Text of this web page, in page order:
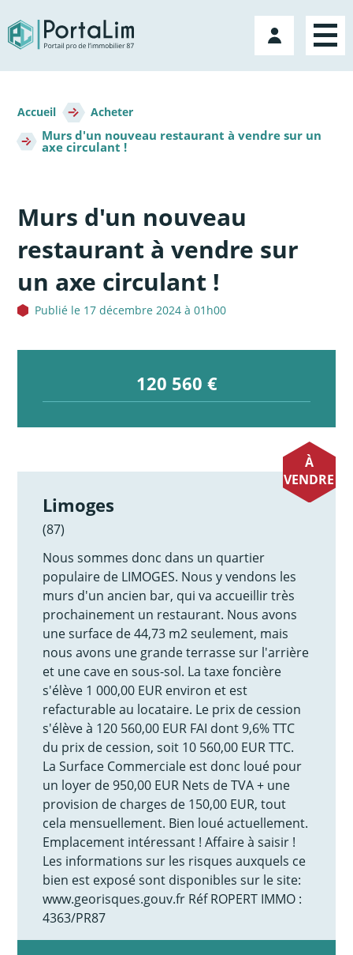
directement
au
contenu
Mon
compte
d'Ariane
Accueil Acheter
Murs d'un nouveau restaurant à vendre sur un
axe circulant !
Murs d'un nouveau
restaurant à vendre sur
un axe circulant !
Publié le 17 décembre 2024 à 01h00
120 560 €
À
VENDRE
Limoges
(87)
Nous sommes donc dans un quartier
populaire de LIMOGES. Nous y vendons les
murs d'un ancien bar, qui va accueillir très
prochainement un restaurant. Nous avons
une surface de 44,73 m2 seulement, mais
nous avons une grande terrasse sur l'arrière
et une cave en sous-sol. La taxe foncière
s'élève 1 000,00 EUR environ et est
refacturable au locataire. Le prix de cession
s'élève à 120 560,00 EUR FAI dont 9,6% TTC
du prix de cession, soit 10 560,00 EUR TTC.
La Surface Commerciale est donc loué pour
un loyer de 950,00 EUR Nets de TVA + une
provision de charges de 150,00 EUR, tout
cela mensuellement. Bien loué actuellement.
Emplacement intéressant ! Affaire à saisir !
Les informations sur les risques auxquels ce
bien est exposé sont disponibles sur le site:
www.georisques.gouv.fr Réf ROPERT IMMO :
4363/PR87